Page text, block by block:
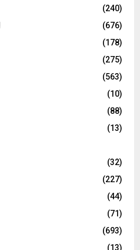
(240)
(676)
(178)
(275)
(563)
(10)
(88)
(13)
(32)
(227)
(44)
(71)
(693)
(13)